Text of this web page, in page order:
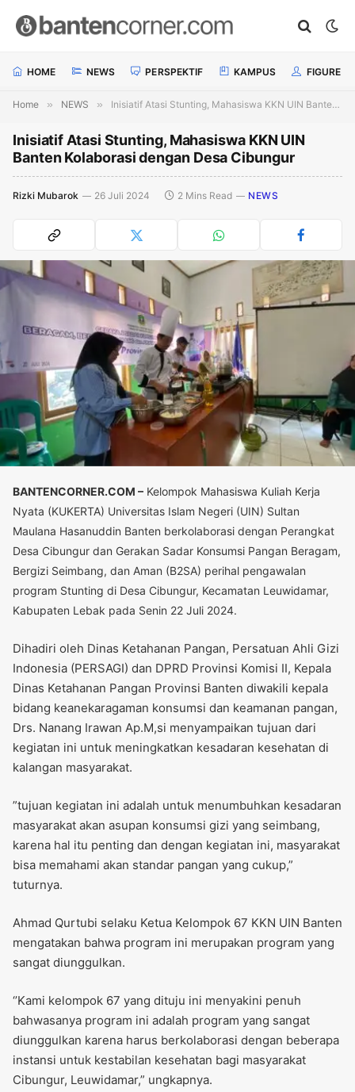
HOME NEWS PERSPEKTIF KAMPUS FIGURE
Home » NEWS » Inisiatif Atasi Stunting, Mahasiswa KKN UIN Banten Kolaborasi dengan Desa Cibungur
Inisiatif Atasi Stunting, Mahasiswa KKN UIN
Banten Kolaborasi dengan Desa Cibungur
Rizki Mubarok 26 Juli 2024 2 Mins Read NEWS
BANTENCORNER.COM – Kelompok Mahasiswa Kuliah Kerja
Nyata (KUKERTA) Universitas Islam Negeri (UIN) Sultan
Maulana Hasanuddin Banten berkolaborasi dengan Perangkat
Desa Cibungur dan Gerakan Sadar Konsumsi Pangan Beragam,
Bergizi Seimbang, dan Aman (B2SA) perihal pengawalan
program Stunting di Desa Cibungur, Kecamatan Leuwidamar,
Kabupaten Lebak pada Senin 22 Juli 2024.
Dihadiri oleh Dinas Ketahanan Pangan, Persatuan Ahli Gizi
Indonesia (PERSAGI) dan DPRD Provinsi Komisi II, Kepala
Dinas Ketahanan Pangan Provinsi Banten diwakili kepala
bidang keanekaragaman konsumsi dan keamanan pangan,
Drs. Nanang Irawan Ap.M,si menyampaikan tujuan dari
kegiatan ini untuk meningkatkan kesadaran kesehatan di
kalangan masyarakat.
”tujuan kegiatan ini adalah untuk menumbuhkan kesadaran
masyarakat akan asupan konsumsi gizi yang seimbang,
karena hal itu penting dan dengan kegiatan ini, masyarakat
bisa memahami akan standar pangan yang cukup,”
tuturnya.
Ahmad Qurtubi selaku Ketua Kelompok 67 KKN UIN Banten
mengatakan bahwa program ini merupakan program yang
sangat diunggulkan.
‘’Kami kelompok 67 yang dituju ini menyakini penuh
bahwasanya program ini adalah program yang sangat
diunggulkan karena harus berkolaborasi dengan beberapa
instansi untuk kestabilan kesehatan bagi masyarakat
Cibungur, Leuwidamar,” ungkapnya.